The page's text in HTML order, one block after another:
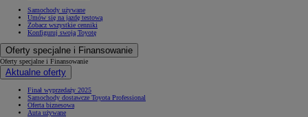
Samochody używane
Umów się na jazdę testową
Zobacz wszystkie cenniki
Konfiguruj swoją Toyotę
Oferty specjalne i Finansowanie
Oferty specjalne i Finansowanie
Aktualne oferty
Finał wyprzedaży 2025
Samochody dostawcze Toyota Professional
Oferta biznesowa
Auta używane